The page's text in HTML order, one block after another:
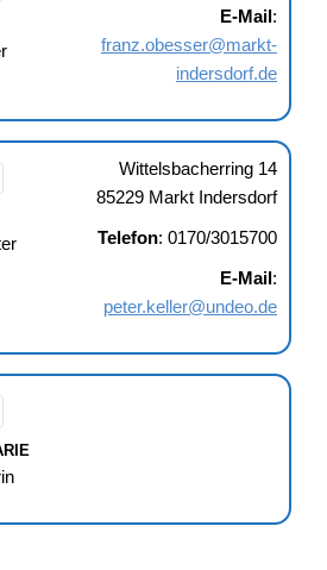
E-Mail:
franz.obesser@markt-
indersdorf.de
Wittelsbacherring 14
85229 Markt Indersdorf
Telefon: 0170/3015700
E-Mail:
peter.keller@undeo.de